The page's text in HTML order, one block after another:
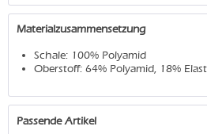
Materialzusammensetzung
Schale: 100% Polyamid
Oberstoff: 64% Polyamid, 18%
Passende Artikel